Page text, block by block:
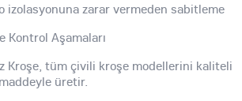
izolasyonuna zarar vermeden sabitleme
Kontrol Aşamaları
Kroşe, tüm çivili kroşe modellerini kaliteli
üretir.